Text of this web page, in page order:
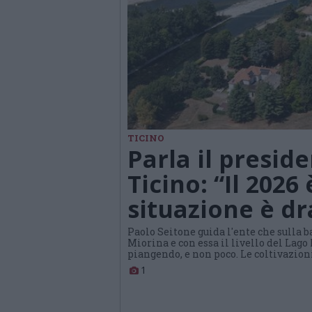
TICINO
Parla il
Ticino: “Il 2026
situazione è
Paolo Seitone guida l'ente che sulla
Miorina e con essa il livello del
piangendo, e non poco. Le
1